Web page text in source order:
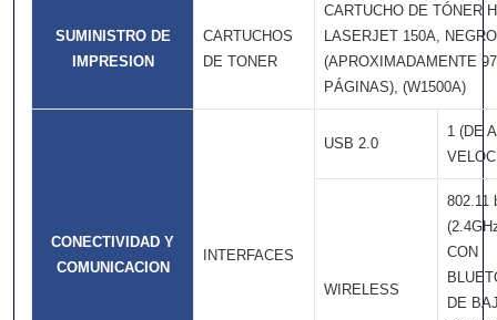
SUMINISTRO DE
IMPRESION
CARTUCHOS
DE TONER
CARTUCHO DE TÓNER
LASERJET 150A, NEGRO
(APROXIMADAMENTE
PÁGINAS), (W1500A)
CONECTIVIDAD Y
COMUNICACION
INTERFACES
USB 2.0
1 (DE
WIRELESS
802.11
CON
DE